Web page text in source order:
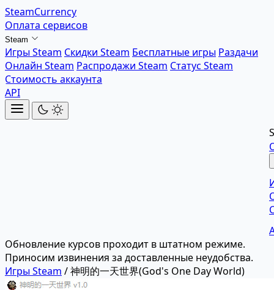
SteamCurrency
Оплата сервисов
Steam
Игры Steam Скидки Steam Бесплатные игры Раздачи
Онлайн Steam Распродажи Steam Статус Steam
Стоимость аккаунта
API
Обновление курсов проходит в штатном режиме.
Приносим извинения за доставленные неудобства.
Игры Steam /神明的一天世界(God's One Day World)